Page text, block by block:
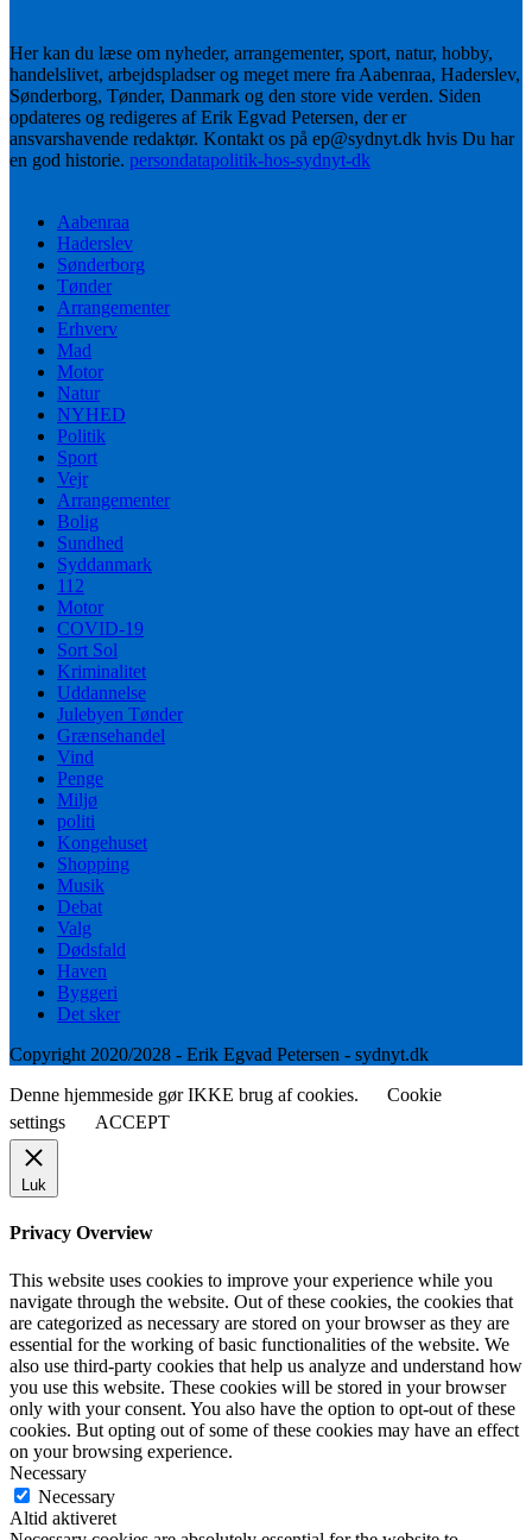
Her kan du læse om nyheder, arrangementer, sport, natur, hobby,
handelslivet, arbejdspladser og meget mere fra Aabenraa, Haderslev,
Sønderborg, Tønder, Danmark og den store vide verden. Siden
opdateres og redigeres af Erik Egvad Petersen, der er
ansvarshavende redaktør. Kontakt os på ep@sydnyt.dk hvis Du har
en god historie. persondatapolitik-hos-sydnyt-dk
Aabenraa
Haderslev
Sønderborg
Tønder
Arrangementer
Erhverv
Mad
Motor
Natur
NYHED
Politik
Sport
Vejr
Arrangementer
Bolig
Sundhed
Syddanmark
112
Motor
COVID-19
Sort Sol
Kriminalitet
Uddannelse
Julebyen Tønder
Grænsehandel
Vind
Penge
Miljø
politi
Kongehuset
Shopping
Musik
Debat
Valg
Dødsfald
Haven
Byggeri
Det sker
Copyright 2020/2028 - Erik Egvad Petersen - sydnyt.dk
Denne hjemmeside gør IKKE brug af cookies.
Cookie
settings
ACCEPT
Luk
Privacy Overview
This website uses cookies to improve your experience while you
navigate through the website. Out of these cookies, the cookies that
are categorized as necessary are stored on your browser as they are
essential for the working of basic functionalities of the website. We
also use third-party cookies that help us analyze and understand how
you use this website. These cookies will be stored in your browser
only with your consent. You also have the option to opt-out of these
cookies. But opting out of some of these cookies may have an effect
on your browsing experience.
Necessary
Necessary
Altid aktiveret